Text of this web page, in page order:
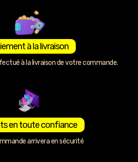
à la livraison
à la livraison de votre commande.
en toute confiance
arrivera en sécurité